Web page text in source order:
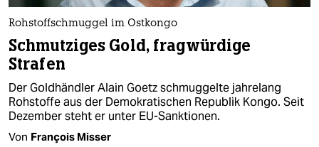
Rohstoffschmuggel im Ostkongo
Schmutziges Gold, fragwürdige
Strafen
Der Goldhändler Alain Goetz schmuggelte jahrelang
Rohstoffe aus der Demokratischen Republik Kongo. Seit
Dezember steht er unter EU-Sanktionen.
Von François Misser